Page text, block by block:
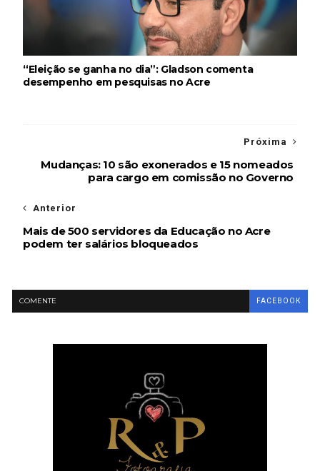
“Eleição se ganha no dia”: Gladson comenta
desempenho em pesquisas no Acre
Próxima
Mudanças: 10 são exonerados e 15 nomeados
para cargo em comissão no Governo
Anterior
Mais de 500 servidores da Educação no Acre
podem ter salários bloqueados
COMENTE FACEBOOK